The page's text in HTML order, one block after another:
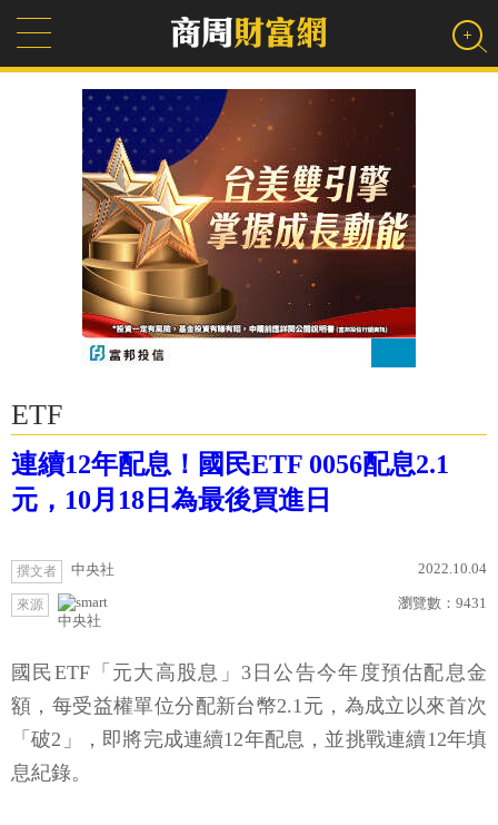
ETF
連續12年配息！國民ETF 0056配息2.1
元，10月18日為最後買進日
撰文者 中央社 2022.10.04
來源
中央社
瀏覽數： 9431
國民ETF「元大高股息」3日公告今年度預估配息金
額，每受益權單位分配新台幣2.1元，為成立以來首次
「破2」，即將完成連續12年配息，並挑戰連續12年填
息紀錄。